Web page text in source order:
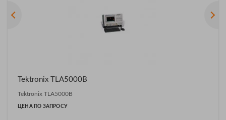
Tektronix TLA5000B
Tektronix TLA5000B
ЦЕНА ПО ЗАПРОСУ